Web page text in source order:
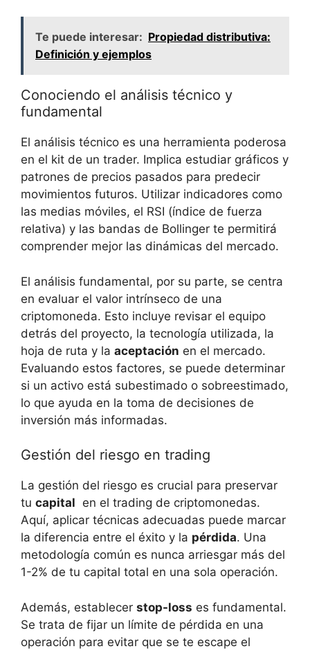
Te puede interesar: Propiedad distributiva:
Definición y ejemplos
Conociendo el‍ análisis ​técnico ‍y
fundamental
El ‍análisis técnico es una herramienta poderosa
en el ‍kit de⁢ un trader. Implica estudiar gráficos y⁣
patrones de precios pasados para predecir
movimientos futuros. ⁤Utilizar indicadores⁣ como
las medias móviles, el RSI (índice de⁤ fuerza
⁤relativa) y las⁢ bandas​ de Bollinger te permitirá
comprender mejor las ‍dinámicas del mercado.
El análisis fundamental, ‌por su⁤ parte, se centra
‌en evaluar el valor⁤ intrínseco de una
⁣criptomoneda.‌ Esto​ incluye ‌revisar⁢ el equipo
detrás⁢ del proyecto, la tecnología utilizada, la
hoja de⁢ ruta⁣ y‍ la aceptación en el mercado.
Evaluando⁢ estos factores, ⁤se puede determinar
si un activo está ‍subestimado ⁣o sobreestimado,
lo​ que ayuda en​ la toma⁤ de‍ decisiones de⁤
inversión‌ más informadas.
Gestión del riesgo en trading
La gestión ⁢del riesgo es ‌crucial para preservar
‌tu capital ​ en​ el trading de ⁣criptomonedas.
⁢Aquí, aplicar técnicas adecuadas puede marcar
la diferencia entre el‌ éxito y la pérdida. Una​
metodología común es ⁢nunca arriesgar⁤ más del
1-2% ‌de tu ⁢capital total en una⁢ sola operación.
Además, establecer stop-loss es fundamental.
Se trata​ de ‍fijar un ‌límite de pérdida ‍en una
operación para⁢ evitar⁢ que se te ⁣escape el